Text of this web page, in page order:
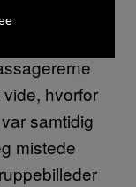
en af de få
os dog
hvorfor
samtidig
mistede